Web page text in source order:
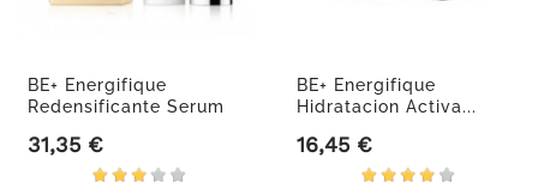
BE+ Energifique
Redensificante Serum
Precio
31,35 €
BE+ Energifique
Hidratacion Activa...
Precio
16,45 €